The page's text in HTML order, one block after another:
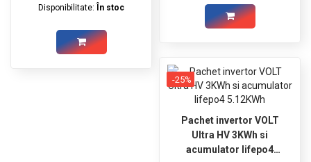
Disponibilitate: În stoc
-25%
Pachet invertor VOLT
Ultra HV 3KWh si
acumulator lifepo4